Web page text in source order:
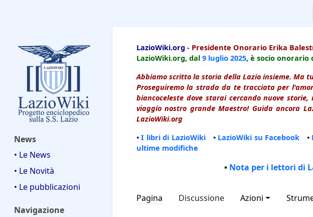
News
• Le News
• Le Novità
• Le pubblicazioni
Navigazione
LazioWiki.org - Presidente Onorario Erika
LazioWiki.org, dal 9 luglio 2025, è socio onorario
Abbiamo scritto la storia della Lazio insieme. Ma
Proseguiremo la strada da te tracciata per
biancoceleste dove starai cercando nuove
viaggio nostro grande Maestro! Guida ancora
LazioWiki.org
•I libri di LazioWiki• LazioWiki su Facebook •
ultime modifiche
• Nota per i lettori di
Pagina Discussione Azioni